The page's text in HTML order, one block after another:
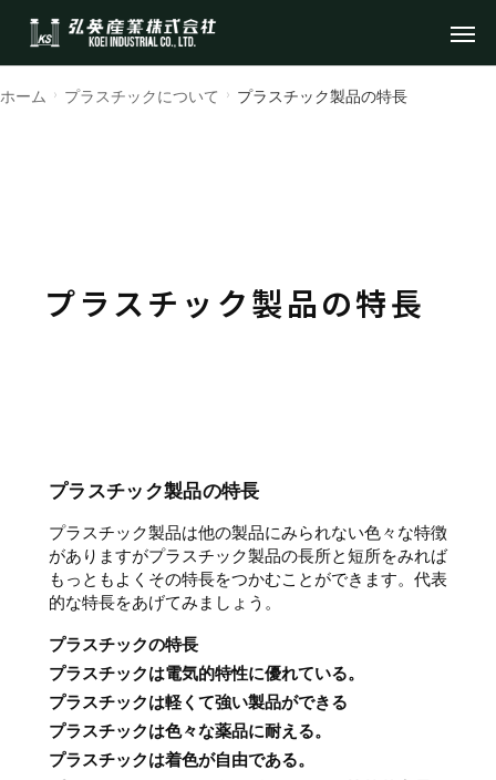
ホーム プラスチックについて プラスチック製品の特長
プラスチック製品の特長
プラスチック製品の特長
プラスチック製品は他の製品にみられない色々な特徴
がありますがプラスチック製品の長所と短所をみれば
もっともよくその特長をつかむことができます。代表
的な特長をあげてみましょう。
プラスチックの特長
プラスチックは電気的特性に優れている。
プラスチックは軽くて強い製品ができる
プラスチックは色々な薬品に耐える。
プラスチックは着色が自由である。